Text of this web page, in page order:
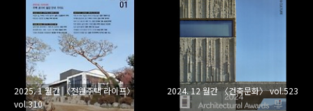
2025. 1 월간 〈전원주택 라이프〉
vol.310
2024. 12 월간 〈건축문화〉 vol.523